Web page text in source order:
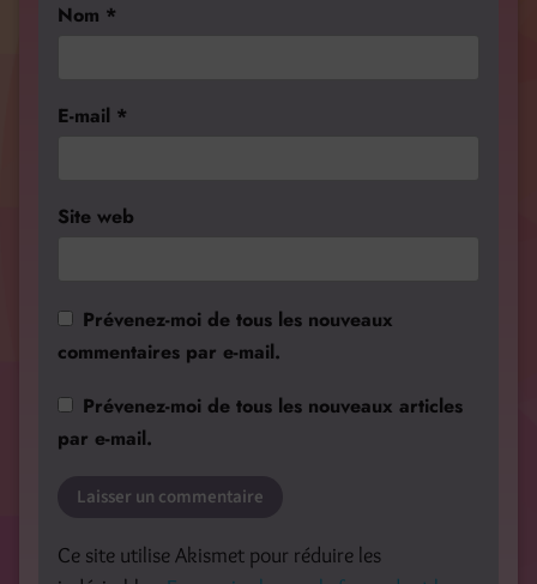
Nom *
E-mail *
Site web
Prévenez-moi de tous les nouveaux
commentaires par e-mail.
Prévenez-moi de tous les nouveaux articles
par e-mail.
Ce site utilise Akismet pour réduire les